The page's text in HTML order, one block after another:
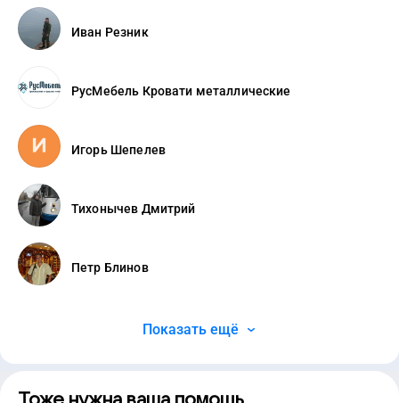
Иван Резник
РусМебель Кровати металлические
Игорь Шепелев
Тихонычев Дмитрий
Петр Блинов
Показать ещё